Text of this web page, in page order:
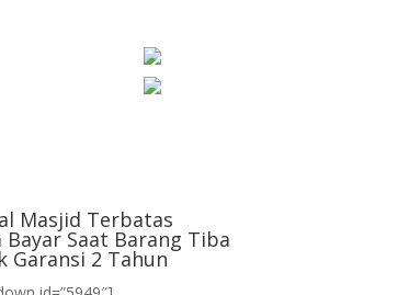
Masjid Terbatas
Saat Barang Tiba
Garansi 2 Tahun